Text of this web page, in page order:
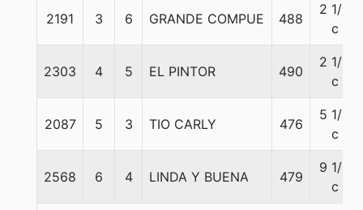
2191 3 6 GRANDE COMPUE 488
2 1/2
c
2303 4 5 EL PINTOR 490
2 1/2
c
2087 5 3 TIO CARLY 476
5 1/4
c
2568 6 4 LINDA Y BUENA 479
9 1/4
c